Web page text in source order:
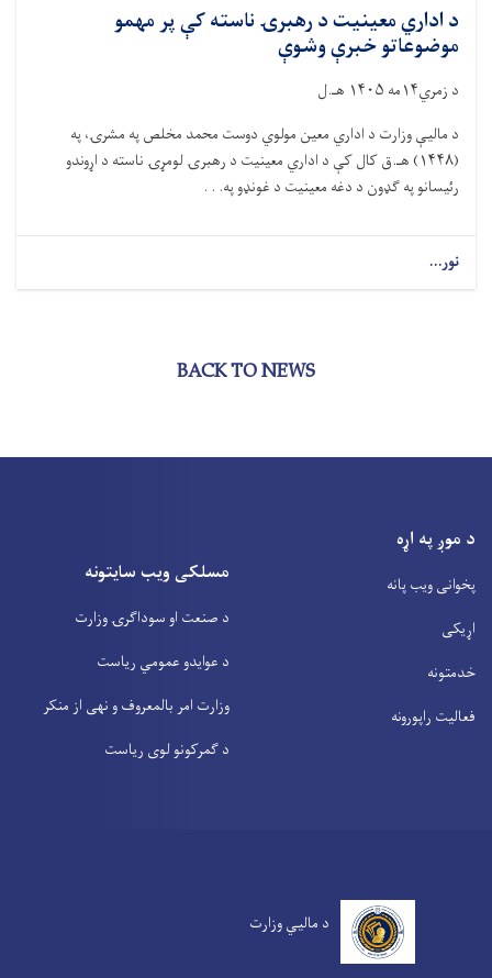
د اداري معینیت د رهبرۍ ناسته کې پر مهمو
موضوعاتو خبرې وشوې
د زمري۱۴مه ۱۴۰۵ هـ.ل
د مالیې وزارت د اداري معین مولوي دوست محمد مخلص په مشرۍ، په
(۱۴۴۸) هـ.ق کال کې د اداري معینیت د رهبرۍ لومړۍ ناسته د اړوندو
رئیسانو په ګډون د دغه معینیت د غونډو په. . .
نور...
BACK TO NEWS
د موږ په اړه
پخوانی ویب پانه
اړیکی
خدمتونه
فعالیت راپورونه
مسلکی ویب سایتونه
د صنعت او سوداگرۍ وزارت
د عوایدو عمومي ریاست
وزارت امر بالمعروف و نهی از منکر
د گمرکونو لوی ریاست
د مالیي وزارت